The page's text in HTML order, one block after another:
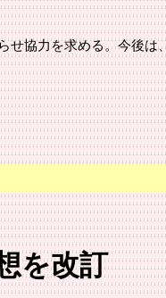
せ協力を求める。今後は
を改訂